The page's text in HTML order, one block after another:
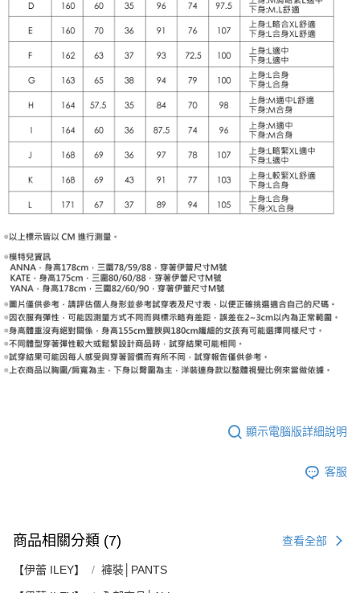
顯示電腦版詳細說明
客服
商品相關分類 (7) 查看全部
【伊蕾 ILEY】 褲裝│PANTS